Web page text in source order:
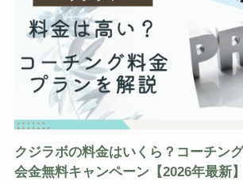
クジラボの料金はいくら？コーチン
会金無料キャンペーン【2026年最新】